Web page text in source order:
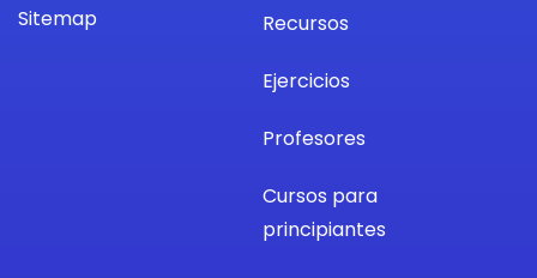
Sitemap Recursos
Ejercicios
Profesores
Cursos para
principiantes